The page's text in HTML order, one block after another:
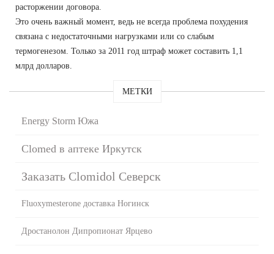
расторжении договора.
Это очень важный момент, ведь не всегда проблема похудения
связана с недостаточными нагрузками или со слабым
термогенезом. Только за 2011 год штраф может составить 1,1
млрд долларов.
МЕТКИ
Energy Storm Южа
Clomed в аптеке Иркутск
Заказать Clomidol Северск
Fluoxymesterone доставка Ногинск
Дростанолон Дипропионат Ярцево